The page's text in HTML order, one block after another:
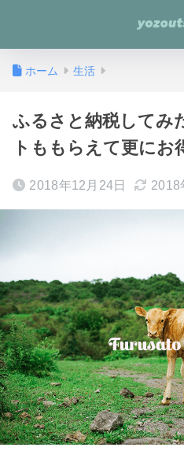
ホーム 生活
ふるさと納税してみ
トももらえて更にお
2018年12月24日 2018